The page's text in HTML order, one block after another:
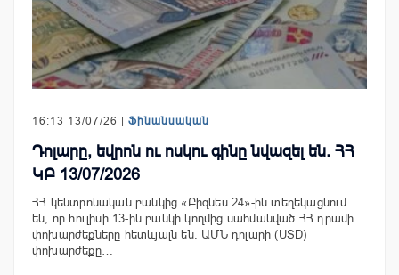
16:13 13/07/26 | Ֆինանսական
Դոլարը, եվրոն ու ոսկու գինը նվազել են. ՀՀ
ԿԲ 13/07/2026
ՀՀ կենտրոնական բանկից «Բիզնես 24»-ին տեղեկացնում
են, որ հուլիսի 13-ին բանկի կողմից սահմանված ՀՀ դրամի
փոխարժեքները հետևյալն են. ԱՄՆ դոլարի (USD)
փոխարժեքը…